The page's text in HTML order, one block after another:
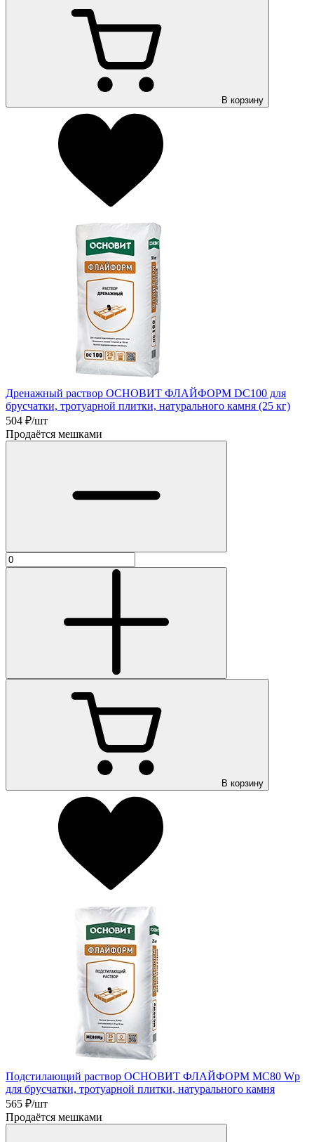
В корзину
Дренажный раствор ОСНОВИТ ФЛАЙФОРМ DC100 для
брусчатки, тротуарной плитки, натурального камня (25 кг)
504 ₽/шт
Продаётся мешками
В корзину
Подстилающий раствор ОСНОВИТ ФЛАЙФОРМ МC80 Wp
для брусчатки, тротуарной плитки, натурального камня
565 ₽/шт
Продаётся мешками